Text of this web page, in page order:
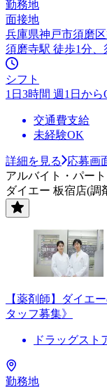
勤務地
面接地
兵庫県神戸市須磨
須磨寺駅 徒歩1分、
シフト
1日3時間 週1日から
交通費支給
未経験OK
詳細を見る
応募画
アルバイト・パート
ダイエー 板宿店(調
【薬剤師】ダイエ
タッフ募集》
ドラッグスト
勤務地